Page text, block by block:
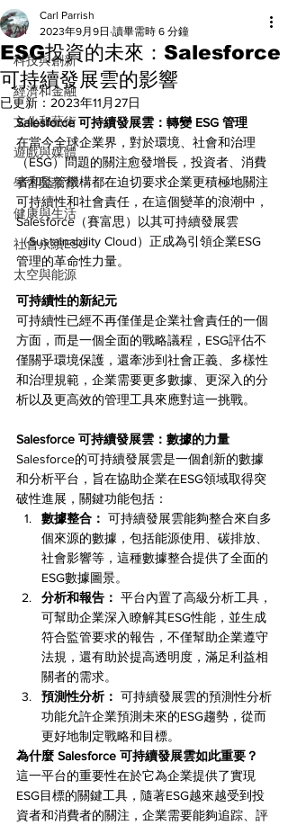
All
科技與創新
經濟和金融
文化和藝術
遊戲與媒體
學習與教育
健康與生活
社會永續ESG
太空與能源
ESG投資的未來：Salesforce
可持續發展雲的影響
Carl Parrish
2023年9月9日 讀畢需時 6 分鐘
已更新： 2023年11月27日
Salesforce 可持續發展雲：轉變 ESG 管理
在當今全球企業界，對於環境、社會和治理
（ESG）問題的關注愈發增長，投資者、消費
者和監管機構都在迫切要求企業更積極地關注
可持續性和社會責任，在這個變革的浪潮中，
Salesforce（賽富思）以其可持續發展雲
（Sustainability Cloud）正成為引領企業ESG
管理的革命性力量。
可持續性的新紀元
可持續性已經不再僅僅是企業社會責任的一個
方面，而是一個全面的戰略議程，ESG評估不
僅關乎環境保護，還牽涉到社會正義、多樣性
和治理規範，企業需要更多數據、更深入的分
析以及更高效的管理工具來應對這一挑戰。
Salesforce 可持續發展雲：數據的力量
Salesforce的可持續發展雲是一個創新的數據
和分析平台，旨在協助企業在ESG領域取得突
破性進展，關鍵功能包括：
數據整合： 可持續發展雲能夠整合來自多
個來源的數據，包括能源使用、碳排放、
社會影響等，這種數據整合提供了全面的
ESG數據圖景。
分析和報告： 平台內置了高級分析工具，
可幫助企業深入瞭解其ESG性能，並生成
符合監管要求的報告，不僅幫助企業遵守
法規，還有助於提高透明度，滿足利益相
關者的需求。
預測性分析： 可持續發展雲的預測性分析
功能允許企業預測未來的ESG趨勢，從而
更好地制定戰略和目標。
為什麼 Salesforce 可持續發展雲如此重要？
這一平台的重要性在於它為企業提供了實現
ESG目標的關鍵工具，隨著ESG越來越受到投
資者和消費者的關注，企業需要能夠追踪、評